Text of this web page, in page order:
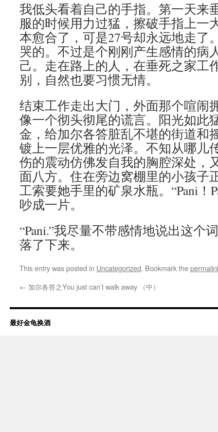
我低头看着自己的手指。第一天来
服的时候用力过猛，擦破手指上一
本愈合了，可是27号却永远地走了
哭的。不过是个刚刚产生感情的病
己。走在路上的人，在垂死之家工
别，自然也要习惯无情。
结束工作走出大门，外面那个喧闹
像一个彻头彻尾的谎言。阳光如此
金，给加尔各答脏乱不堪的街道和
镀上一层优雅的光泽。不知从哪儿
伤的震动仿佛发自我的胸腔深处，
面八方。住在旁边窝棚里的小孩子
工索要她手里的矿泉水瓶。“Pani！
吵成一片。
“Pani.”我尽量不带感情地说出这个
落了下来。
This entry was posted in Uncategorized. Bookmark the
← 加尔各答之You just can’t walk away （中）
最好金龟换酒